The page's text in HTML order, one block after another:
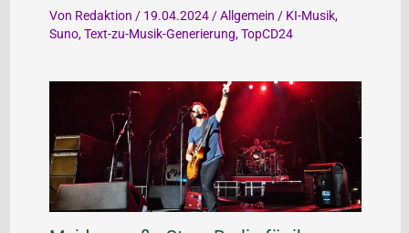
Von Redaktion / 19.04.2024 /Allgemein / KI-Musik,
Suno,Text-zu-Musik-Generierung,TopCD24